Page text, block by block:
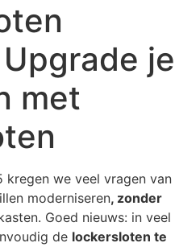
je
met
kregen we veel vragen van
moderniseren, zonder
Goed nieuws: in veel
de lockersloten te